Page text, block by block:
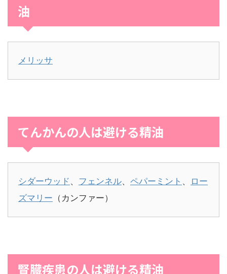
油
メリッサ
てんかんの人は避ける精油
シダーウッド 、 フェンネル、 ペパーミント 、
ロー
ズマリー （カンファー）
腎臓疾患の人は避ける精油